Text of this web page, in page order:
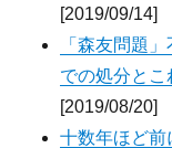
[2019/09/14]
「森友問題
での処分とこ
[2019/08/20]
十数年ほど前